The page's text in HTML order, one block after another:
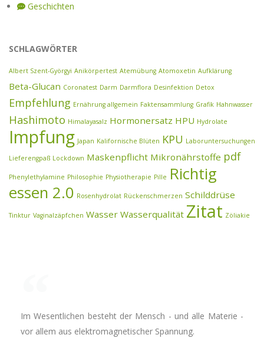
Geschichten
SCHLAGWÖRTER
Albert Szent-Györgyi Anikörpertest Atemübung Atomoxetin Aufklärung
Beta-Glucan Coronatest Darm Darmflora Desinfektion Detox
Empfehlung Ernährung allgemein Faktensammlung Grafik Hahnwasser
Hashimoto Himalayasalz Hormonersatz HPU Hydrolate
Impfung Japan Kalifornische Blüten KPU Laboruntersuchungen
Lieferengpaß Lockdown Maskenpflicht Mikronährstoffe pdf
Phenylethylamine Philosophie Physiotherapie Pille Richtig
essen 2.0 Rosenhydrolat Rückenschmerzen Schilddrüse
Tinktur Vaginalzäpfchen Wasser Wasserqualität Zitat Zöliakie
Im Wesentlichen besteht der Mensch - und alle Materie -
vor allem aus elektromagnetischer Spannung.